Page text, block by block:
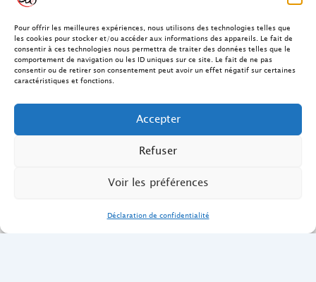
Pour offrir les meilleures expériences, nous utilisons des technologies telles que
les cookies pour stocker et/ou accéder aux informations des appareils. Le fait de
consentir à ces technologies nous permettra de traiter des données telles que le
comportement de navigation ou les ID uniques sur ce site. Le fait de ne pas
consentir ou de retirer son consentement peut avoir un effet négatif sur certaines
caractéristiques et fonctions.
Accepter
Refuser
Voir les préférences
Déclaration de confidentialité
Contact
FAQ Ostéopathie Humaine
Mentions Légales